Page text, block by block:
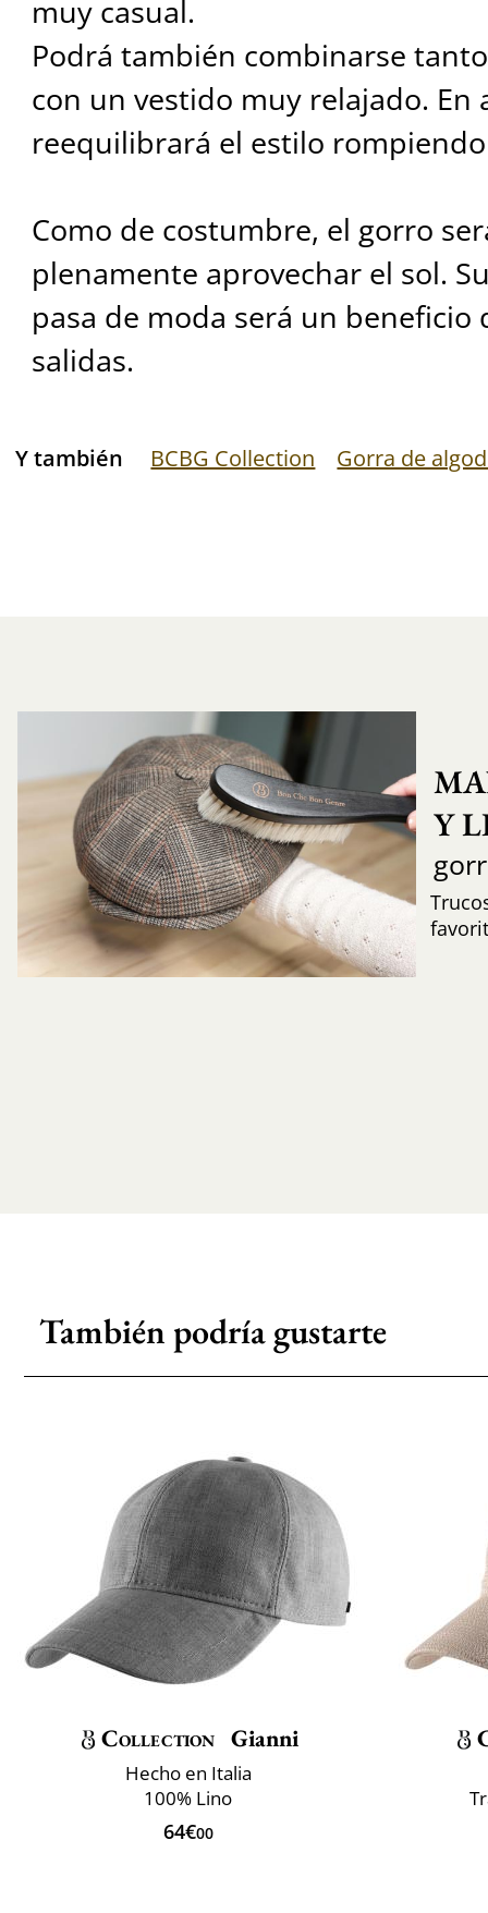
muy casual.
Podrá también combinarse
con un vestido muy relajado. En
reequilibrará el estilo
Como de costumbre, el gorro
plenamente aprovechar el sol.
pasa de moda será un
salidas.
Y también BCBG Collection Gorra de
Y
También podría gustarte
Collection Gianni
Hecho en Italia
100% Lino
64€00